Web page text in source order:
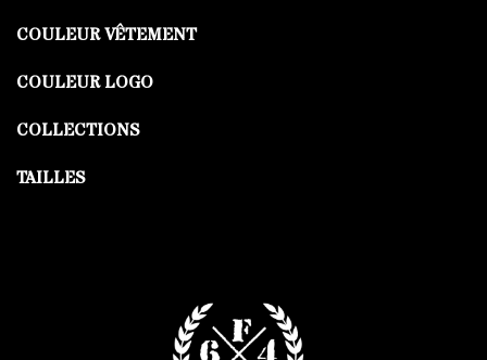
COULEUR VÊTEMENT
COULEUR LOGO
COLLECTIONS
TAILLES